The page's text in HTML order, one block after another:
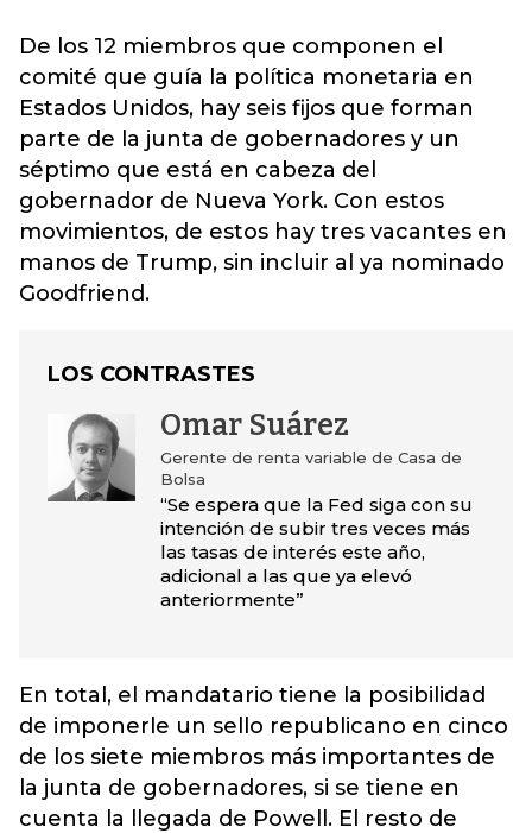
De los 12 miembros que componen el
comité que guía la política monetaria en
Estados Unidos, hay seis fijos que forman
parte de la junta de gobernadores y un
séptimo que está en cabeza del
gobernador de Nueva York. Con estos
movimientos, de estos hay tres vacantes en
manos de Trump, sin incluir al ya nominado
Goodfriend.
LOS CONTRASTES
Omar Suárez
Gerente de renta variable de Casa de
Bolsa
“Se espera que la Fed siga con su
intención de subir tres veces más
las tasas de interés este año,
adicional a las que ya elevó
anteriormente”
En total, el mandatario tiene la posibilidad
de imponerle un sello republicano en cinco
de los siete miembros más importantes de
la junta de gobernadores, si se tiene en
cuenta la llegada de Powell. El resto de